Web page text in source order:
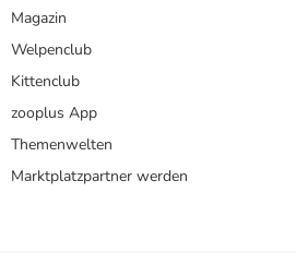
Magazin
Welpenclub
Kittenclub
zooplus App
Themenwelten
Marktplatzpartner werden